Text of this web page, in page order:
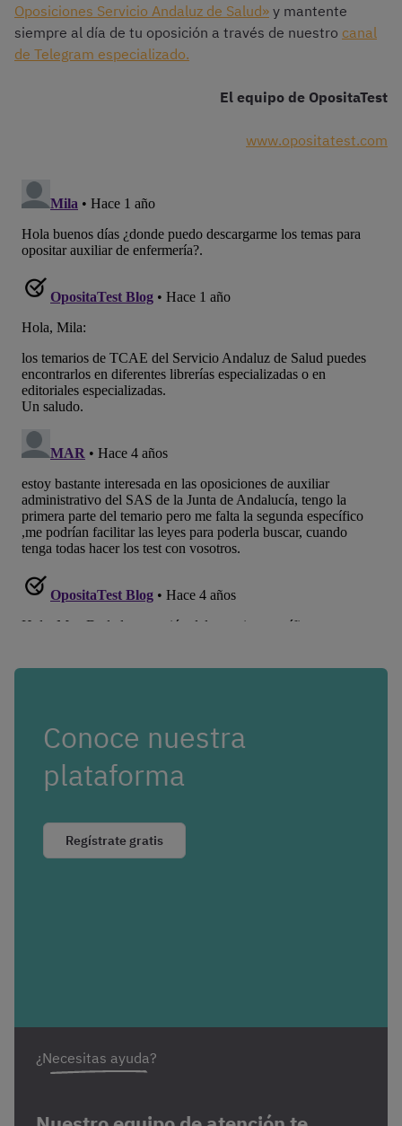
Oposiciones Servicio Andaluz de Salud» y mantente
siempre al día de tu oposición a través de nuestro canal
de Telegram especializado.
El equipo de OpositaTest
www.opositatest.com
Conoce nuestra
plataforma
Regístrate gratis
¿Necesitas ayuda?